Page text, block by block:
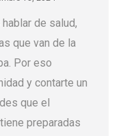
de salud,
que van de la
Por eso
y contarte un
que el
preparadas